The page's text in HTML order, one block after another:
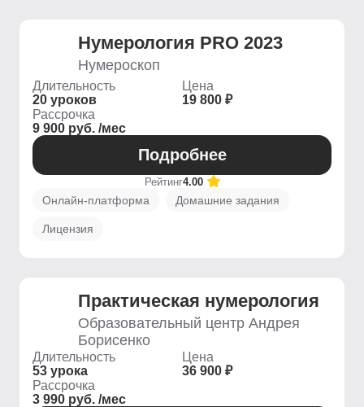
Нумерология PRO 2023
Нумероскоп
Длительность
20 уроков
Цена
19 800 ₽
Рассрочка
9 900 руб. /мес
Подробнее
Рейтинг4.00
Онлайн-платформа Домашние задания
Лицензия
Практическая нумерология
Образовательный центр Андрея
Борисенко
Длительность
53 урока
Цена
36 900 ₽
Рассрочка
3 990 руб. /мес